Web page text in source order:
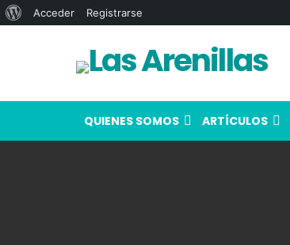
QUIENES SOMOS ARTÍCULOS
Acerca
Acceder Registrarse